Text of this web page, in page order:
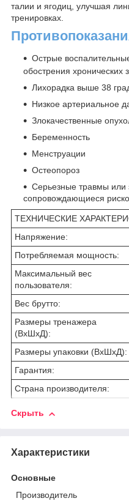
талии и ягодиц, улучшая
тренировках.
Острые
обострения хронических
Лихорадка выше 38
Низкое артериальное
Злокачественные
Беременность
Менструации
Остеопороз
Серьезные травмы или
сопровождающиеся
ТЕХНИЧЕСКИЕ
Напряжение:
Потребляемая мощность:
Максимальный вес
пользователя:
Вес брутто:
Размеры тренажера
(ВхШхД):
Размеры упаковки (ВхШхД):
Гарантия:
Страна производителя:
Скрыть
Характеристики
Основные
Производитель